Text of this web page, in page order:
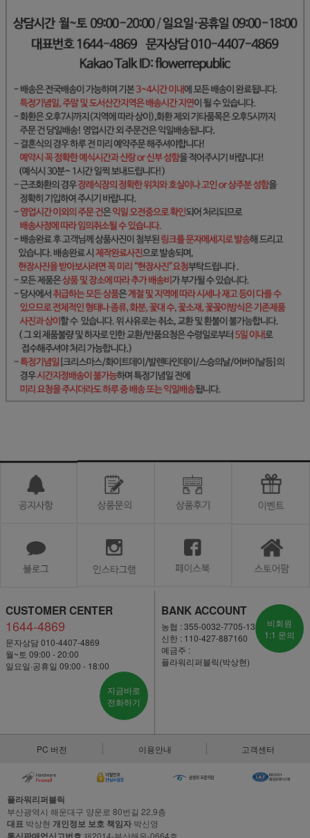
CUSTOMER CENTER
1644-4869
문자상담 010-4407-4869
월~토 09:00 - 20:00
일요일·공휴일 09:00 - 18:00
지금바로
전화하기
BANK ACCOUNT
농협 : 355-0032-7705-13
신한 : 110-427-887160
예금주 :
플라워리퍼블릭(박상현)
비회원
1:1 문의
PC 버전 이용안내 고객센터
플라워리퍼블릭
부산광역시 해운대구 양운로 80번길 22,9층
대표 박상현 개인정보 보호 책임자 박신영
제2014-부산해운-0664호